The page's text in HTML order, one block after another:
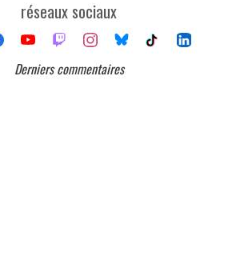
réseaux sociaux
Derniers commentaires